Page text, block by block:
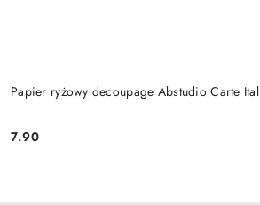
Papier ryżowy decoupage Abstudio Carte
Cena:
7.90